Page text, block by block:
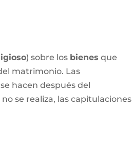
) sobre los bienes que
matrimonio. Las
hacen después del
se realiza, las capitulaciones